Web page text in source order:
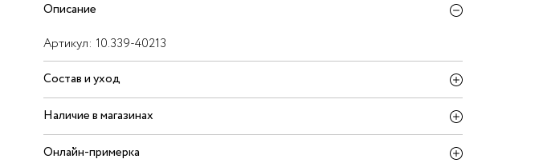
Описание
Артикул: 10.339-40213
Состав и уход
Наличие в магазинах
Онлайн-примерка